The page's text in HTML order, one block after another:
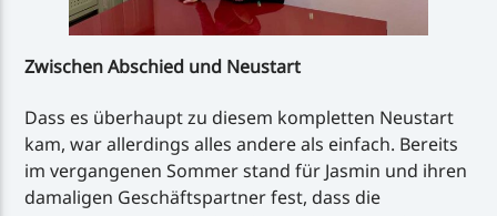
Zwischen Abschied und Neustart
Dass es überhaupt zu diesem kompletten Neustart
kam, war allerdings alles andere als einfach. Bereits
im vergangenen Sommer stand für Jasmin und ihren
damaligen Geschäftspartner fest, dass die